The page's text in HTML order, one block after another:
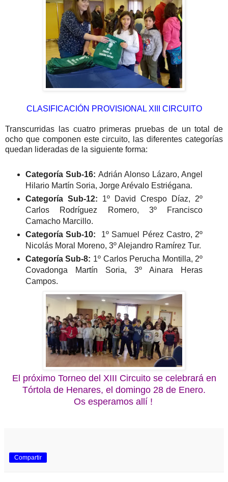
CLASIFICACIÓN PROVISIONAL XIII CIRCUITO
Transcurridas las cuatro primeras pruebas de un total de
ocho que componen este circuito, las diferentes categorías
quedan lideradas de la siguiente forma:
Categoría Sub-16: Adrián Alonso Lázaro, Angel
Hilario Martín Soria, Jorge Arévalo Estriégana.
Categoría Sub-12: 1º David Crespo Díaz, 2º
Carlos Rodríguez Romero, 3º Francisco
Camacho Marcillo.
Categoría Sub-10: 1º Samuel Pérez Castro, 2º
Nicolás Moral Moreno, 3º Alejandro Ramírez Tur.
Categoría Sub-8: 1º Carlos Perucha Montilla, 2º
Covadonga Martín Soria, 3º Ainara Heras
Campos.
El próximo Torneo del XIII Circuito se celebrará en
Tórtola de Henares, el domingo 28 de Enero.
Os esperamos allí !
Compartir